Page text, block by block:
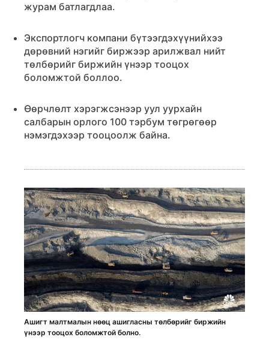
журам батлагдлаа.
Экспортлогч компани бүтээгдэхүүнийхээ
дөрөвний нэгийг биржээр арилжвал нийт
төлбөрийг биржийн үнээр тооцох
боломжтой боллоо.
Өөрчлөлт хэрэгжсэнээр уул уурхайн
салбарын орлого 100 тэрбум төгрөгөөр
нэмэгдэхээр тооцоолж байна.
Ашигт малтмалын нөөц ашигласны төлбөрийг биржийн
үнээр тооцох боломжтой болно.